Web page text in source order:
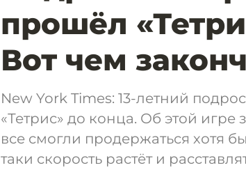
прошёл
Вот чем
New York Times: 13-летний
«Тетрис» до конца. Об этой
все смогли продержаться хотя
таки скорость растёт и